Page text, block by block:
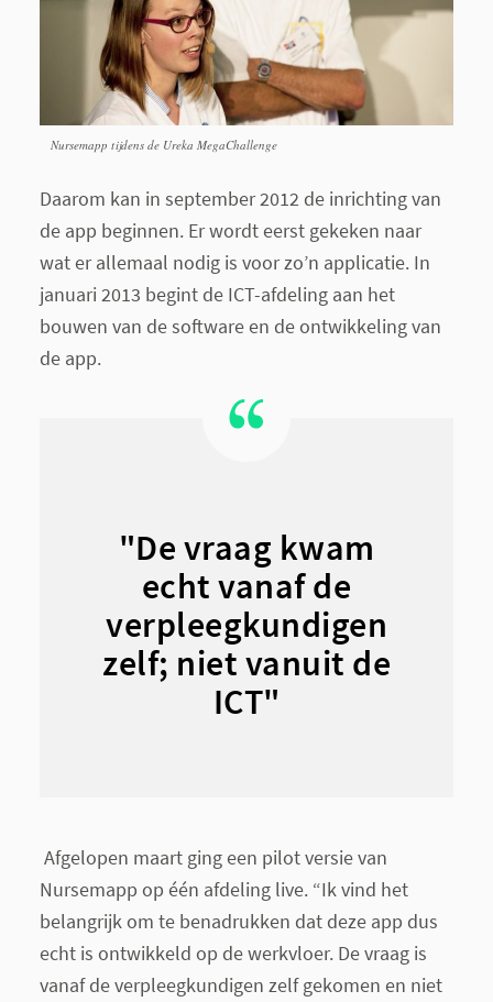
Nursemapp tijdens de Ureka MegaChallenge
Daarom kan in september 2012 de inrichting van
de app beginnen. Er wordt eerst gekeken naar
wat er allemaal nodig is voor zo’n applicatie. In
januari 2013 begint de ICT-afdeling aan het
bouwen van de software en de ontwikkeling van
de app.
"De vraag kwam
echt vanaf de
verpleegkundigen
zelf; niet vanuit de
ICT"
Afgelopen maart ging een pilot versie van
Nursemapp op één afdeling live. “Ik vind het
belangrijk om te benadrukken dat deze app dus
echt is ontwikkeld op de werkvloer. De vraag is
vanaf de verpleegkundigen zelf gekomen en niet